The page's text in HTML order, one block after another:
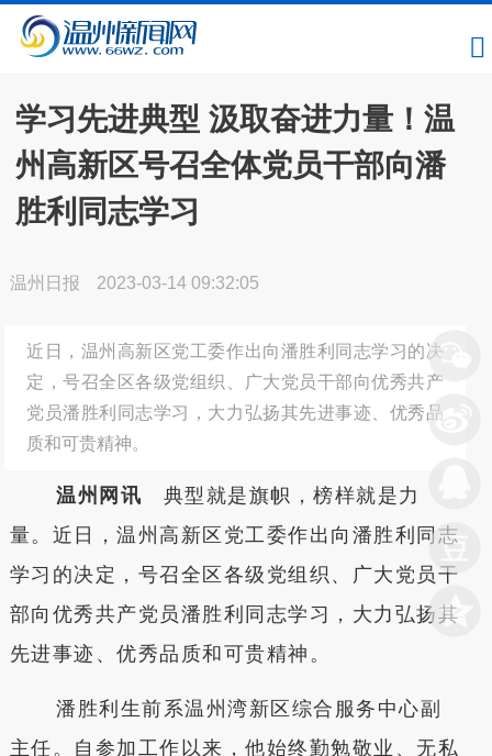
学习先进典型 汲取奋进力量！温
州高新区号召全体党员干部向潘
胜利同志学习
温州日报 2023-03-14 09:32:05
近日，温州高新区党工委作出向潘胜利同志学习的决
定，号召全区各级党组织、广大党员干部向优秀共产
党员潘胜利同志学习，大力弘扬其先进事迹、优秀品
质和可贵精神。
温州网讯 典型就是旗帜，榜样就是力
量。近日，温州高新区党工委作出向潘胜利同志
学习的决定，号召全区各级党组织、广大党员干
部向优秀共产党员潘胜利同志学习，大力弘扬其
先进事迹、优秀品质和可贵精神。
潘胜利生前系温州湾新区综合服务中心副
主任。自参加工作以来，他始终勤勉敬业、无私